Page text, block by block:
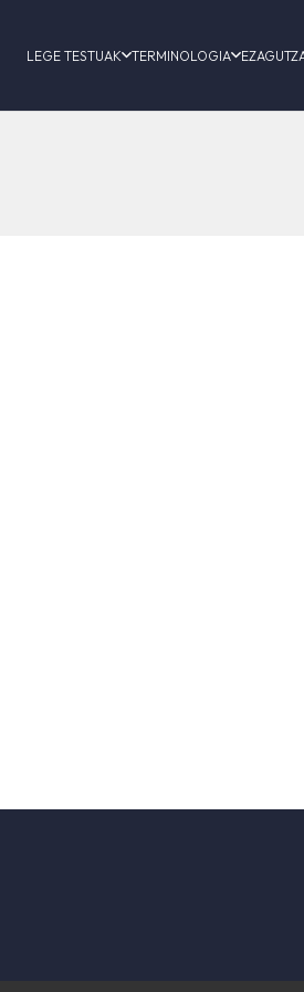
LEGE TESTUAK TERMINOLOGIA